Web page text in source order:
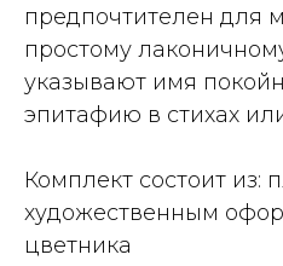
предпочтителен для
простому
указывают имя
эпитафию в стихах
Комплект состоит из:
художественным
цветника